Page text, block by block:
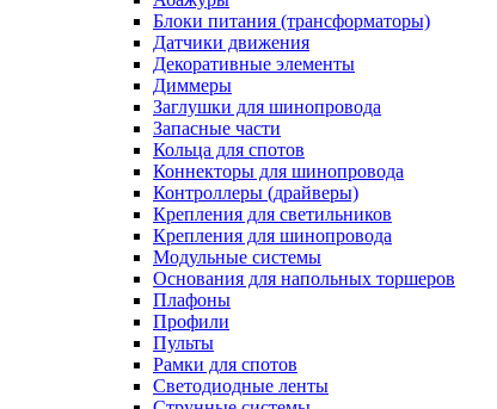
Блоки питания (трансформаторы)
Датчики движения
Декоративные элементы
Диммеры
Заглушки для шинопровода
Запасные части
Кольца для спотов
Коннекторы для шинопровода
Контроллеры (драйверы)
Крепления для светильников
Крепления для шинопровода
Модульные системы
Основания для напольных торшеров
Плафоны
Профили
Пульты
Рамки для спотов
Светодиодные ленты